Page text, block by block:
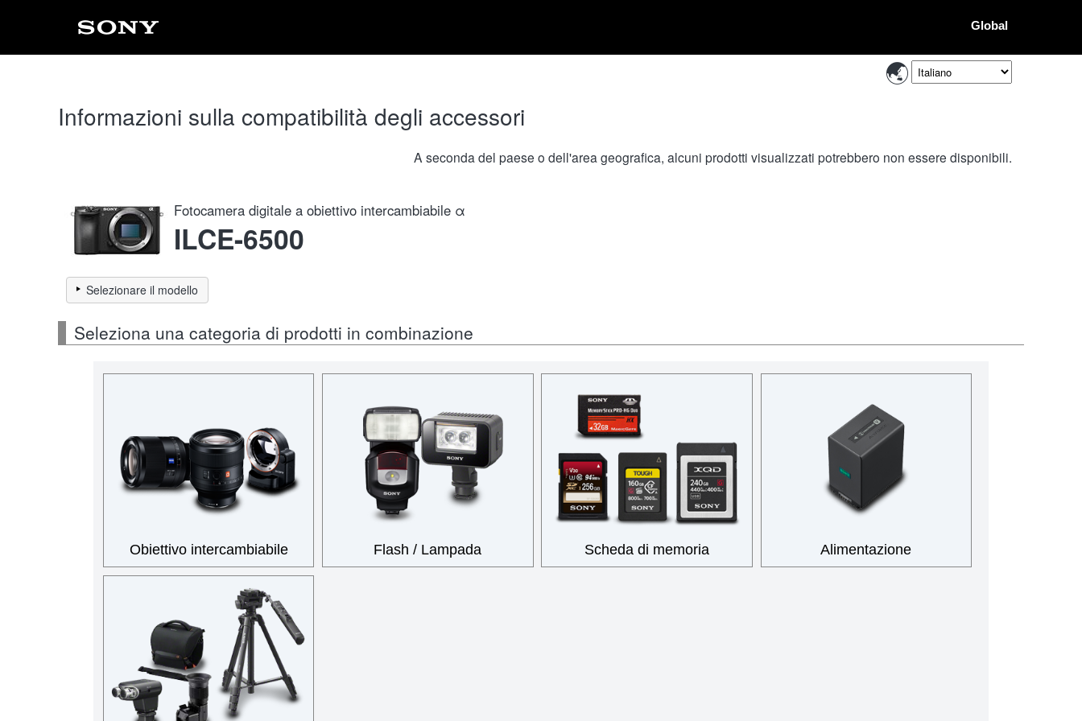
Global
Informazioni sulla compatibilità degli accessori
A seconda del paese o dell'area geografica, alcuni prodotti visualizzati potrebbero non essere disponibili.
Fotocamera digitale a obiettivo intercambiabile α
ILCE-6500
Selezionare il modello
Seleziona una categoria di prodotti in combinazione
Obiettivo intercambiabile Flash / Lampada Scheda di memoria Alimentazione